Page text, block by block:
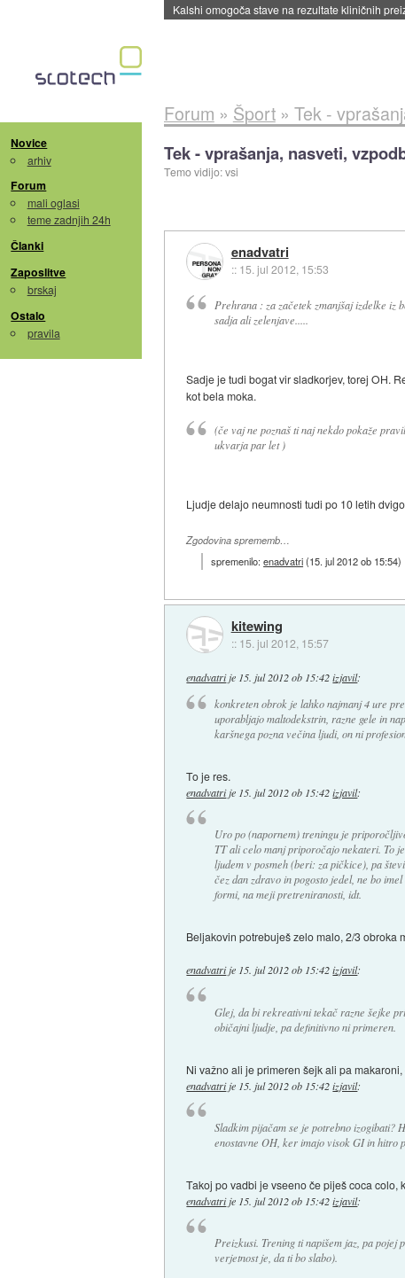
Sandisk že prodal več kot polovico SSD-jev za
Novice
arhiv
Forum
mali oglasi
teme zadnjih 24h
Članki
Zaposlitve
brskaj
Ostalo
pravila
Forum » Šport» Tek -
Tek - vprašanja, nasveti,
Temo vidijo: vsi
enadvatri
:: 15. jul 2012, 15:53
Prehrana : za začetek zmanjšaj izdelke iz
sadja ali zelenjave.....
Sadje je tudi bogat vir sladkorjev, torej OH.
kot bela moka.
(če vaj ne poznaš ti naj nekdo pokaže
ukvarja par let )
Ljudje delajo neumnosti tudi po 10 letih
Zgodovina sprememb…
spremenilo:enadvatri(15. jul 2012 ob 15:54)
kitewing
:: 15. jul 2012, 15:57
enadvatrije 15. jul 2012 ob 15:42 izjavil:
konkreten obrok je lahko najmanj 4 ure
uporabljajo maltodekstrin, razne gele in
karšnega pozna večina ljudi, on ni
To je res.
enadvatrije 15. jul 2012 ob 15:42 izjavil:
Uro po (napornem) treningu je
TT ali celo manj priporočajo nekateri. To
ljudem v posmeh (beri: za pičkice), pa
čez dan zdravo in pogosto jedel, ne bo
formi, na meji pretreniranosti, idt.
Beljakovin potrebuješ zelo malo, 2/3 obroka
enadvatrije 15. jul 2012 ob 15:42 izjavil:
Glej, da bi rekreativni tekač razne šejke
običajni ljudje, pa definitivno ni primeren.
Ni važno ali je primeren šejk ali pa
enadvatrije 15. jul 2012 ob 15:42 izjavil:
Sladkim pijačam se je potrebno izogibati?
enostavne OH, ker imajo visok GI in hitro
Takoj po vadbi je vseeno če piješ coca colo,
enadvatrije 15. jul 2012 ob 15:42 izjavil:
Preizkusi. Trening ti napišem jaz, pa pojej
verjetnost je, da ti bo slabo).